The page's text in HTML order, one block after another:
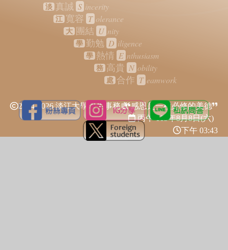
淡 真誠 S incerity
江 寬容 T olerance
大 團結 U nity
學 勤勉 D iligence
學 熱情 E nthusiasm
務 高貴 N obility
處 合作 T eamwork
2024-2026 淡江大學學生事務處 感恩是一種必修的美德
丙午 115年8月8日(六)
下午 03:43